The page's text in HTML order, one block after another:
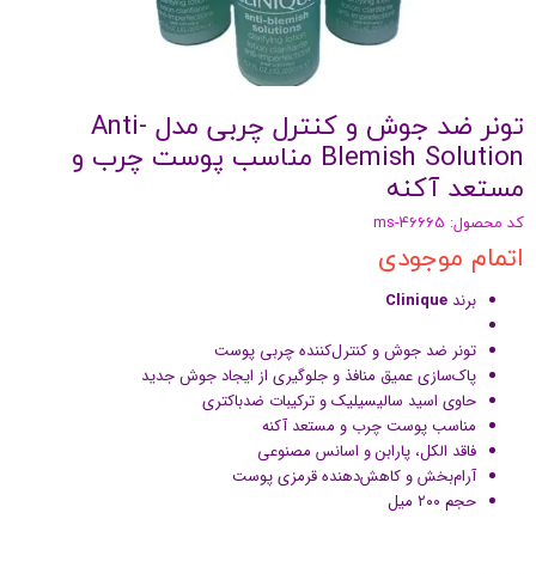
تونر ضد جوش و کنترل چربی مدل Anti-
Blemish Solution مناسب پوست چرب و
مستعد آکنه
کد محصول: ms-46665
اتمام موجودی
برند Clinique
تونر ضد جوش و کنترل‌کننده چربی پوست
پاک‌سازی عمیق منافذ و جلوگیری از ایجاد جوش جدید
حاوی اسید سالیسیلیک و ترکیبات ضدباکتری
مناسب پوست چرب و مستعد آکنه
فاقد الکل، پارابن و اسانس مصنوعی
آرام‌بخش و کاهش‌دهنده قرمزی پوست
حجم ۲۰۰ میل